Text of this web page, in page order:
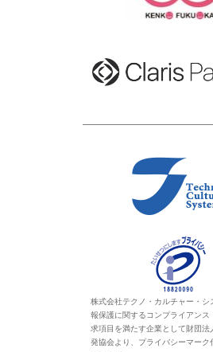
株式会社テクノ・カルチャー・シ
報保護に関するコンプライアンス
求項目を満たす企業として財団法
発協会より、プライバシーマーク